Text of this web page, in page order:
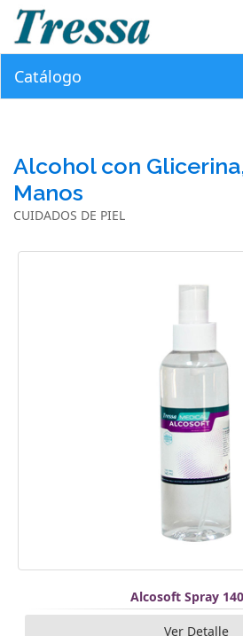
Catálogo
Alcohol con
Manos
CUIDADOS DE PIEL
Alcosoft Spray
Ver Detalle